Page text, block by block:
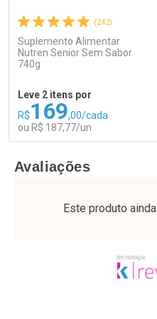
Ativar Desconto
Por R$ 63,99/cada
Comprar sem Desconto
(242)
Suplemento Alimentar
Nutren Senior Sem Sabor
740g
Leve 2 itens por
R$169,00/cada
ou R$ 187,77/un
Laboratório
Por Menos
Avaliações
Este produto